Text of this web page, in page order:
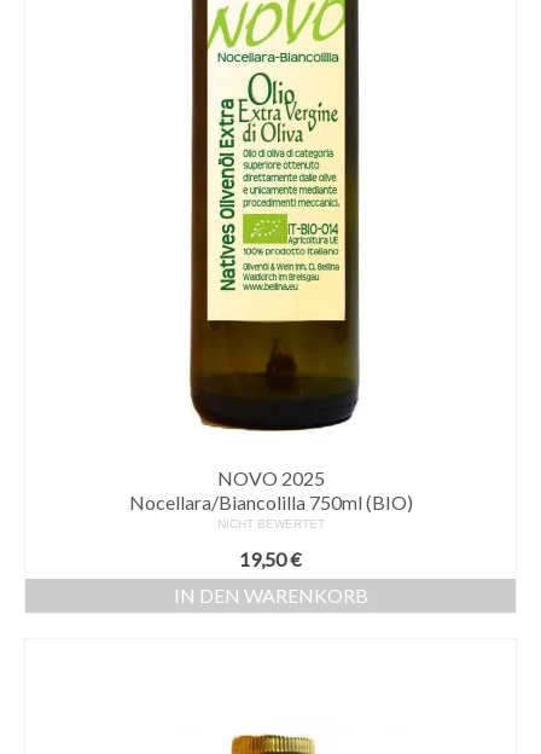
NOVO 2025
Nocellara/Biancolilla 750ml (BIO)
NICHT BEWERTET
19,50€
IN DEN WARENKORB